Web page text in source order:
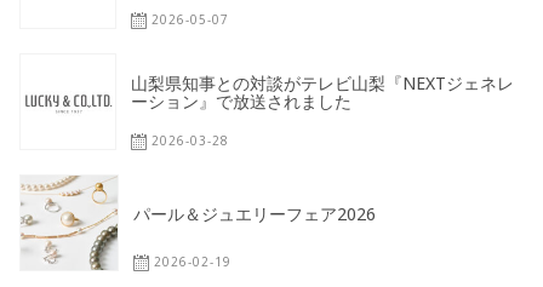
2026-05-07
山梨県知事との対談がテレビ山梨『NEXTジェネレ
ーション』で放送されました
2026-03-28
パール＆ジュエリーフェア2026
2026-02-19